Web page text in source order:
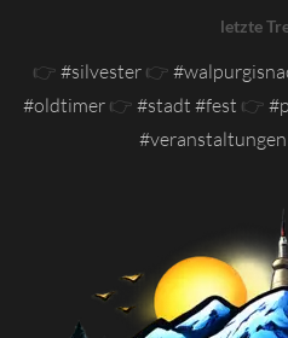
letzte
👉 #silvester 👉
#oldtimer 👉 #stadt #fest 👉
#veranstaltungen